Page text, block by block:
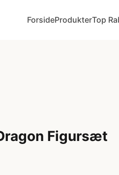
ForsideProdukterTop
Figursæt